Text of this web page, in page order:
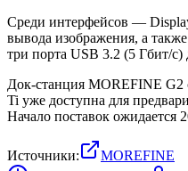
Среди интерфейсов —
вывода изображения, а
три порта USB 3.2 (5 Гбит/
Док-станция MOREFINE G2
Ti уже доступна для
Начало поставок ожидается
Источники:
MOREFINE